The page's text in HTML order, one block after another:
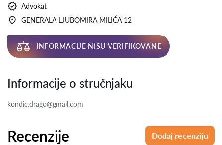
Advokat
GENERALA LJUBOMIRA MILIĆA 12
INFORMACIJE NISU VERIFIKOVANE
Informacije o stručnjaku
kondic.drago@gmail.com
Recenzije Dodaj recenziju